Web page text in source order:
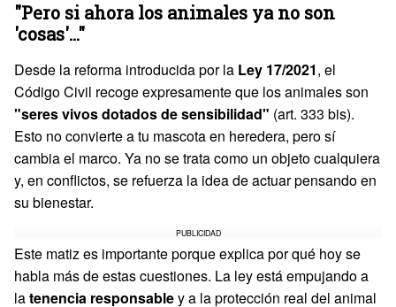
"Pero si ahora los animales ya no son
'cosas'..."
Desde la reforma introducida por la Ley 17/2021, el
Código Civil recoge expresamente que los animales son
"seres vivos dotados de sensibilidad" (art. 333 bis).
Esto no convierte a tu mascota en heredera, pero sí
cambia el marco. Ya no se trata como un objeto cualquiera
y, en conflictos, se refuerza la idea de actuar pensando en
su bienestar.
PUBLICIDAD
Este matiz es importante porque explica por qué hoy se
habla más de estas cuestiones. La ley está empujando a
latenencia responsabley a la protección real del animal